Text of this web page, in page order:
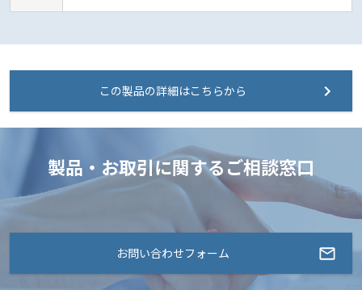
この製品の詳細はこちらから
製品・お取引に関するご相談窓口
お問い合わせフォーム